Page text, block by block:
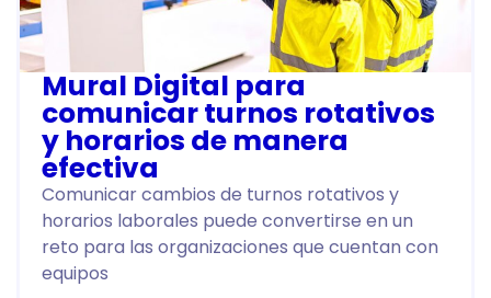
Mural Digital para
comunicar turnos rotativos
y horarios de manera
efectiva
Comunicar cambios de turnos rotativos y
horarios laborales puede convertirse en un
reto para las organizaciones que cuentan con
equipos